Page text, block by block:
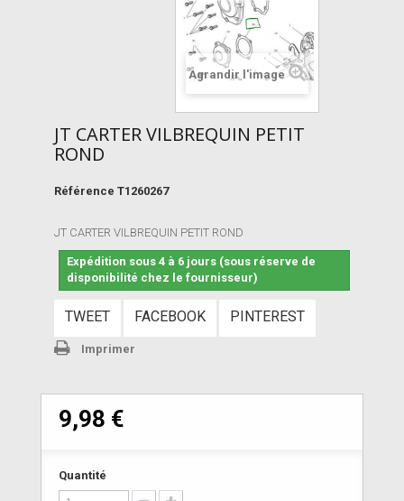
Agrandir l'image
JT CARTER VILBREQUIN PETIT
ROND
Référence T1260267
JT CARTER VILBREQUIN PETIT ROND
Expédition sous 4 à 6 jours (sous réserve de
disponibilité chez le fournisseur)
TWEET FACEBOOK PINTEREST
Imprimer
9,98 €
Quantité